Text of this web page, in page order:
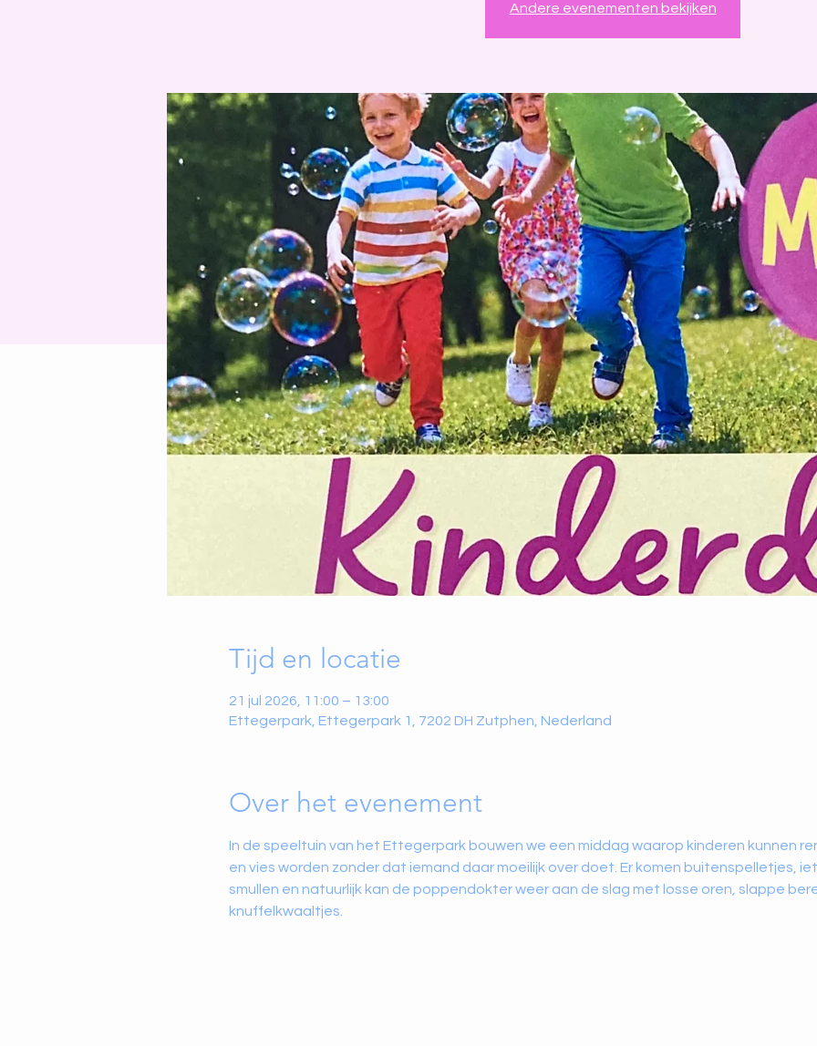
Andere evenementen bekijken
Tijd en locatie
21 jul 2026, 11:00 – 13:00
Ettegerpark, Ettegerpark 1, 7202 DH Zutphen, Nederland
Over het evenement
In de speeltuin van het Ettegerpark bouwen we een middag waarop kinderen kunnen
en vies worden zonder dat iemand daar moeilijk over doet. Er komen buitenspelletjes,
smullen en natuurlijk kan de poppendokter weer aan de slag met losse oren, slappe
knuffelkwaaltjes.